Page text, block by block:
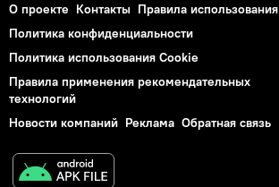
О проекте Контакты Правила использования
Политика конфиденциальности
Политика использования Cookie
Правила применения рекомендательных
технологий
Новости компаний Реклама Обратная связь